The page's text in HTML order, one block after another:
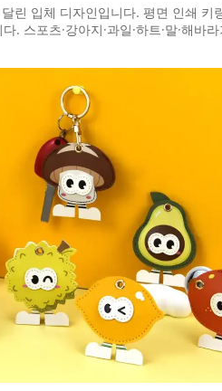
린 입체 디자인입니다. 평면 인쇄
. 스포츠·강아지·과일·하트·말·해